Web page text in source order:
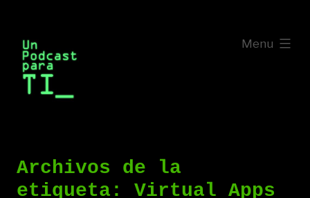
contenido
Menu
expanded
Archivos de la
etiqueta: Virtual Apps